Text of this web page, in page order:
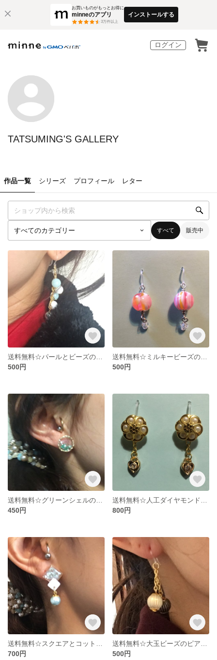
お買いものがもっとお得に
minneのアプリ
3万件以上
インストールする
ログイン
TATSUMING'S GALLERY
作品一覧 シリーズ プロフィール レター
すべて 販売中
500円
500円
450円
800円
700円
500円